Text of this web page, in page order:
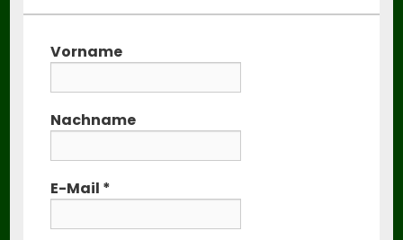
Vorname
Nachname
E-Mail *